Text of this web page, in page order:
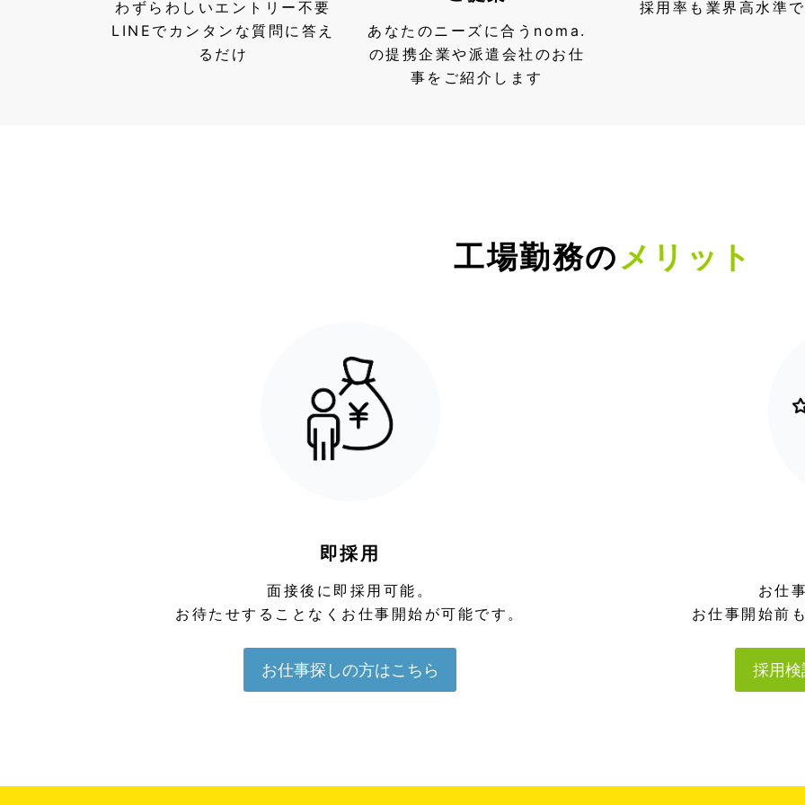
わずらわしいエントリー不要
LINEでカンタンな質問に答え
るだけ
あなたのニーズに合うnoma.
の提携企業や派遣会社のお仕
事をご紹介します
採用率も業界高水準
工場勤務のメリット
即採用
面接後に即採用可能。
お待たせすることなくお仕事開始が可能です。
お仕事探しの方はこちら
お仕
お仕事開始前
採用